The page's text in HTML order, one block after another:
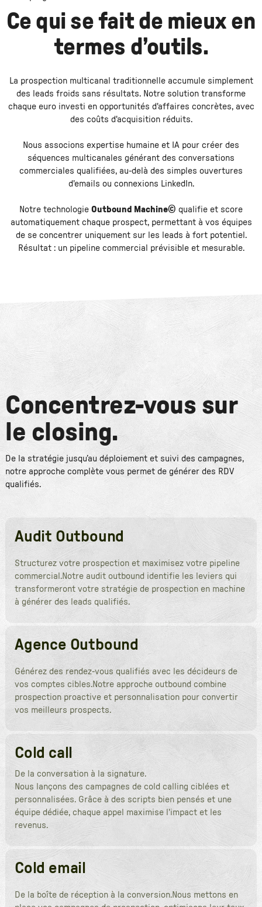
Ce qui se fait de mieux en
termes d’outils.
La prospection multicanal traditionnelle accumule simplement
des leads froids sans résultats. Notre solution transforme
chaque euro investi en opportunités d'affaires concrètes, avec
des coûts d'acquisition réduits.
Nous associons expertise humaine et IA pour créer des
séquences multicanales générant des conversations
commerciales qualifiées, au-delà des simples ouvertures
d'emails ou connexions LinkedIn.
Notre technologie Outbound Machine© qualifie et score
automatiquement chaque prospect, permettant à vos équipes
de se concentrer uniquement sur les leads à fort potentiel.
Résultat : un pipeline commercial prévisible et mesurable.
Concentrez-vous sur
le closing.
De la stratégie jusqu’au déploiement et suivi des campagnes,
notre approche complète vous permet de générer des RDV
qualifiés.
Audit Outbound
Structurez votre prospection et maximisez votre pipeline
commercial.Notre audit outbound identifie les leviers qui
transformeront votre stratégie de prospection en machine
à générer des leads qualifiés.
Agence Outbound
Générez des rendez-vous qualifiés avec les décideurs de
vos comptes cibles.Notre approche outbound combine
prospection proactive et personnalisation pour convertir
vos meilleurs prospects.
Cold call
De la conversation à la signature.
Nous lançons des campagnes de cold calling ciblées et
personnalisées. Grâce à des scripts bien pensés et une
équipe dédiée, chaque appel maximise l'impact et les
revenus.
Cold email
De la boîte de réception à la conversion.Nous mettons en